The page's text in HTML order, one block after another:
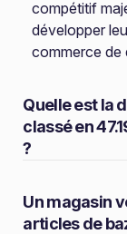
compétitif
développer
commerce de
Quelle est la
classé en
?
Un magasin
articles de